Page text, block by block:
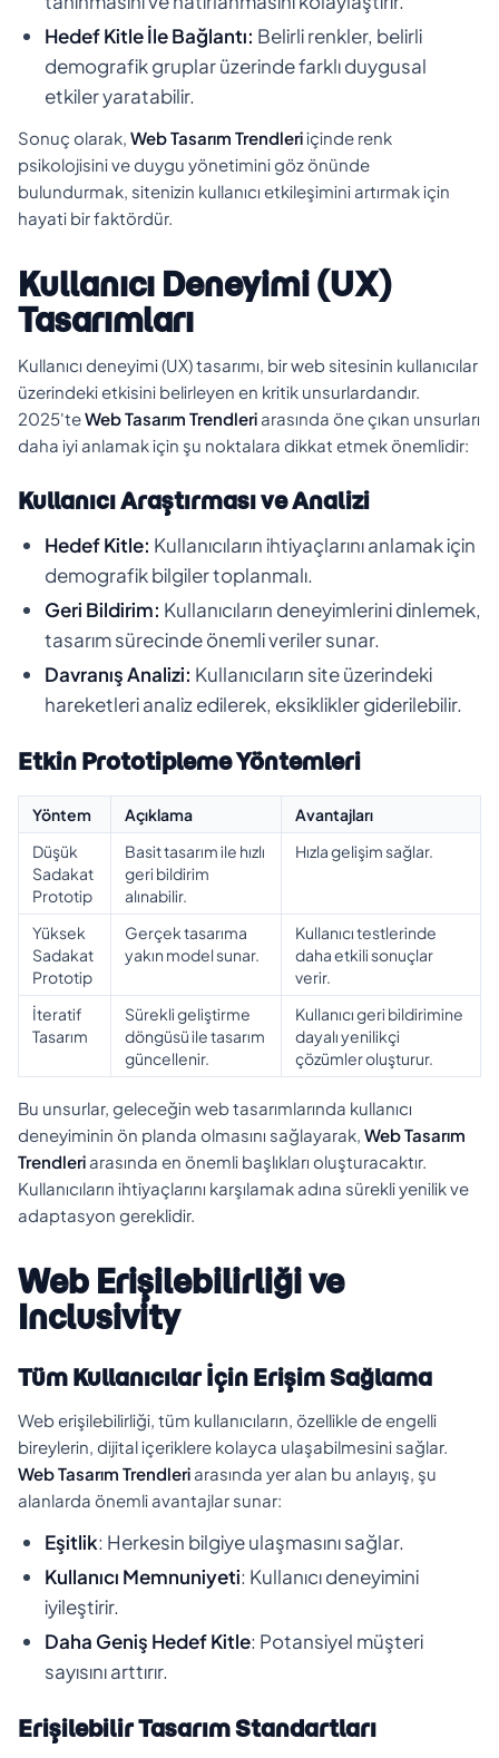
Hedef Kitle İle Bağlantı: Belirli renkler, belirli
demografik gruplar üzerinde farklı duygusal
etkiler yaratabilir.
Sonuç olarak, Web Tasarım Trendleriiçinde renk
psikolojisini ve duygu yönetimini göz önünde
bulundurmak, sitenizin kullanıcı etkileşimini artırmak için
hayati bir faktördür.
Kullanıcı Deneyimi (UX)
Tasarımları
Kullanıcı deneyimi (UX) tasarımı, bir web sitesinin kullanıcılar
üzerindeki etkisini belirleyen en kritik unsurlardandır.
2025'teWeb Tasarım Trendleri arasında öne çıkan unsurları
daha iyi anlamak için şu noktalara dikkat etmek önemlidir:
Kullanıcı Araştırması ve Analizi
Hedef Kitle: Kullanıcıların ihtiyaçlarını anlamak için
demografik bilgiler toplanmalı.
Geri Bildirim: Kullanıcıların deneyimlerini dinlemek,
tasarım sürecinde önemli veriler sunar.
Davranış Analizi: Kullanıcıların site üzerindeki
hareketleri analiz edilerek, eksiklikler giderilebilir.
Etkin Prototipleme Yöntemleri
Yöntem Açıklama
Avantajları
Düşük
Sadakat
Prototip
Basit tasarım ile hızlı
geri bildirim
alınabilir.
Hızla gelişim sağlar.
Yüksek
Sadakat
Prototip
Gerçek tasarıma
yakın model sunar.
Kullanıcı testlerinde
daha etkili sonuçlar
verir.
İteratif
Tasarım
Sürekli geliştirme
döngüsü ile tasarım
güncellenir.
Kullanıcı geri bildirimine
dayalı yenilikçi
çözümler oluşturur.
Bu unsurlar, geleceğin web tasarımlarında kullanıcı
deneyiminin ön planda olmasını sağlayarak, Web Tasarım
Trendleri arasında en önemli başlıkları oluşturacaktır.
Kullanıcıların ihtiyaçlarını karşılamak adına sürekli yenilik ve
adaptasyon gereklidir.
Web Erişilebilirliği ve
Inclusivity
Tüm Kullanıcılar İçin Erişim Sağlama
Web erişilebilirliği, tüm kullanıcıların, özellikle de engelli
bireylerin, dijital içeriklere kolayca ulaşabilmesini sağlar.
Web Tasarım Trendleri arasında yer alan bu anlayış, şu
alanlarda önemli avantajlar sunar:
Eşitlik: Herkesin bilgiye ulaşmasını sağlar.
Kullanıcı Memnuniyeti: Kullanıcı deneyimini
iyileştirir.
Daha Geniş Hedef Kitle: Potansiyel müşteri
sayısını arttırır.
Erişilebilir Tasarım Standartları